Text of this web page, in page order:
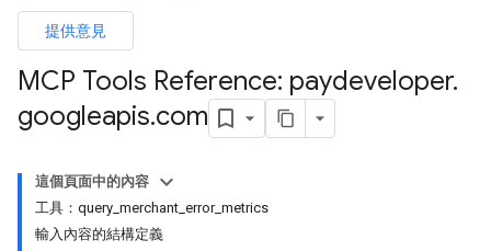
提供意見
MCP Tools Reference: paydeveloper.
googleapis.com
這個頁面中的內容
工具：query_merchant_error_metrics
輸入內容的結構定義